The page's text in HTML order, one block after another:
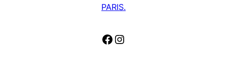
PARIS.
Facebook
Instagram